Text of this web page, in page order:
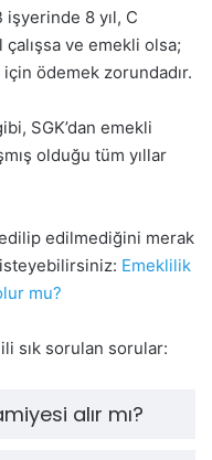
8 yıl, C
ve emekli olsa;
için ödemek zorundadır.
SGK’dan emekli
olduğu tüm yıllar
edilmediğini merak
isteyebilirsiniz: Emeklilik
mu?
sık sorulan sorular:
alır mı?